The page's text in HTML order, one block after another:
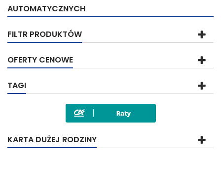
AUTOMATYCZNYCH
FILTR PRODUKTÓW
OFERTY CENOWE
TAGI
KARTA DUŻEJ RODZINY